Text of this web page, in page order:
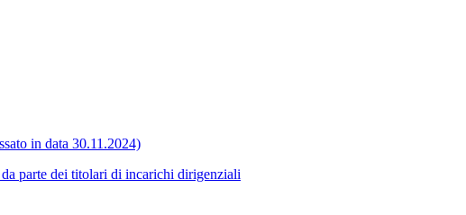
in data 30.11.2024)
parte dei titolari di incarichi dirigenziali